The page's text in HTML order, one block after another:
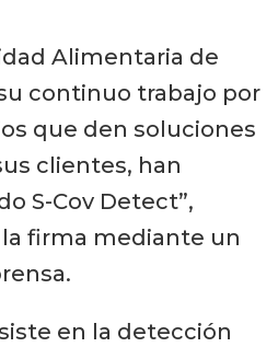
Alimentaria de
continuo trabajo por
que den soluciones
clientes, han
S-Cov Detect”,
firma mediante un
en la detección